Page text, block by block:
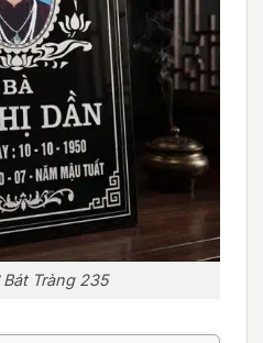
Tràng 235